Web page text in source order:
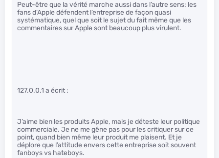
Peut-être que la vérité marche aussi dans l’autre sens: les
fans d’Apple défendent l’entreprise de façon quasi
systématique, quel que soit le sujet du fait même que les
commentaires sur Apple sont beaucoup plus virulent.
127.0.0.1 a écrit :
J’aime bien les produits Apple, mais je déteste leur politique
commerciale. Je ne me gêne pas pour les critiquer sur ce
point, quand bien même leur produit me plaisent. Et je
déplore que l’attitude envers cette entreprise soit souvent
fanboys vs hateboys.